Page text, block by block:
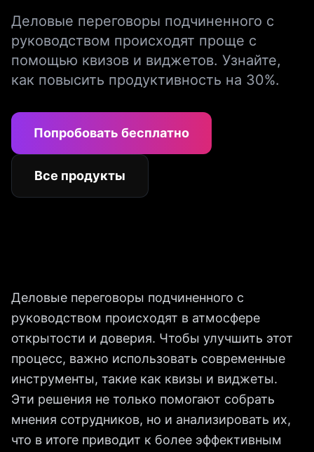
Деловые переговоры подчиненного с
руководством происходят проще с
помощью квизов и виджетов. Узнайте,
как повысить продуктивность на 30%.
Попробовать бесплатно
Все продукты
Деловые переговоры подчиненного с
руководством происходят в атмосфере
открытости и доверия. Чтобы улучшить этот
процесс, важно использовать современные
инструменты, такие как квизы и виджеты.
Эти решения не только помогают собрать
мнения сотрудников, но и анализировать их,
что в итоге приводит к более эффективным